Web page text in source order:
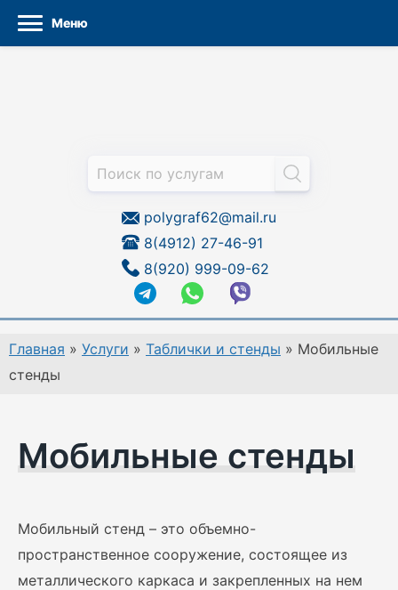
polygraf62@mail.ru
8(4912) 27-46-91
8(920) 999-09-62
Меню
Главная » Услуги » Таблички и стенды » Мобильные
стенды
Мобильные стенды
Мобильный стенд – это объемно-
пространственное сооружение, состоящее из
металлического каркаса и закрепленных на нем